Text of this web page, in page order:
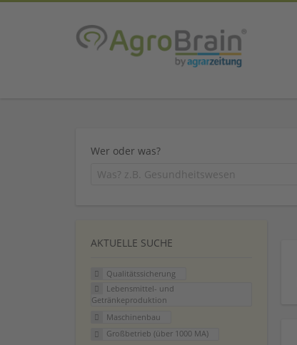
Wer oder was?
AKTUELLE SUCHE
Qualitätssicherung
Lebensmittel- und
Getränkeproduktion
Maschinenbau
Großbetrieb (über 1000 MA)